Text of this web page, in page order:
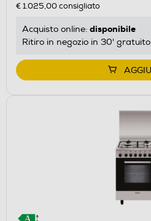
€ 1.025,00consigliato
Acquisto online: disponibile
Ritiro in negozio in 30'